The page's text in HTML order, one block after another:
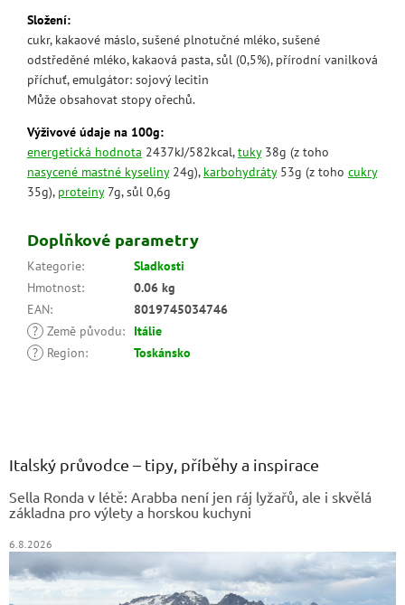
Složení:
cukr, kakaové máslo, sušené plnotučné mléko, sušené
odstředěné mléko, kakaová pasta, sůl (0,5%), přírodní vanilková
příchuť, emulgátor: sojový lecitin
Může obsahovat stopy ořechů.
Výživové údaje na 100g:
energetická hodnota 2437kJ/582kcal,tuky38g (z toho
nasycené mastné kyseliny24g), karbohydráty53g (z toho cukry
35g), proteiny7g, sůl 0,6g
Doplňkové parametry
Kategorie:
Sladkosti
Hmotnost:
0.06 kg
EAN:
8019745034746
? Země původu:
Itálie
?
Region: Toskánsko
Italský průvodce – tipy, příběhy a inspirace
Sella Ronda v létě: Arabba není jen ráj lyžařů, ale i skvělá
základna pro výlety a horskou kuchyni
6.8.2026